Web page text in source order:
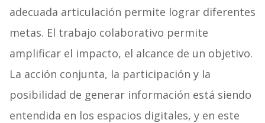
adecuada articulación permite lograr diferentes
metas. El trabajo colaborativo permite
amplificar el impacto, el alcance de un objetivo.
La acción conjunta, la participación y la
posibilidad de generar información está siendo
entendida en los espacios digitales, y en este